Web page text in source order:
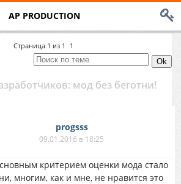
AP PRODUCTION
Страница 1 из 1 1
мод без беготни!
progsss
09.01.2016 в 18:25
критерием оценки мода стало
многим, как и мне, не нравится это